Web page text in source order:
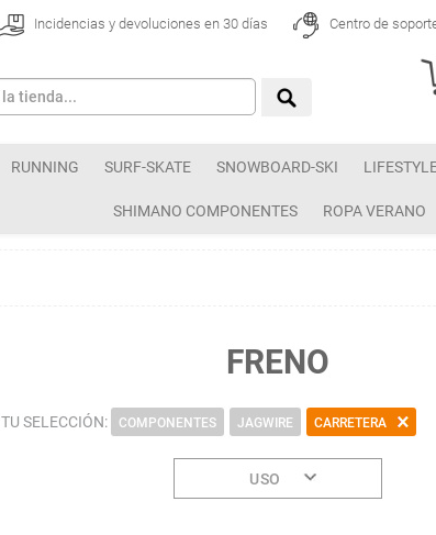
Incidencias y devoluciones en 30 días Centro de
RUNNING SURF-SKATE SNOWBOARD-SKI
SHIMANO COMPONENTES ROPA VERANO
FRENO
TU SELECCIÓN: COMPONENTES JAGWIRE CARRETERA
USO